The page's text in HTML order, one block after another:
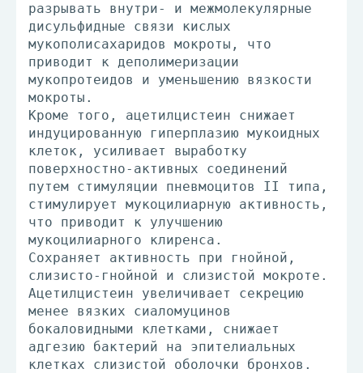
разрывать внутри- и межмолекулярные
дисульфидные связи кислых
мукополисахаридов мокроты, что
приводит к деполимеризации
мукопротеидов и уменьшению вязкости
мокроты.
Кроме того, ацетилцистеин снижает
индуцированную гиперплазию мукоидных
клеток, усиливает выработку
поверхностно-активных соединений
путем стимуляции пневмоцитов II типа,
стимулирует мукоцилиарную активность,
что приводит к улучшению
мукоцилиарного клиренса.
Сохраняет активность при гнойной,
слизисто-гнойной и слизистой мокроте.
Ацетилцистеин увеличивает секрецию
менее вязких сиаломуцинов
бокаловидными клетками, снижает
адгезию бактерий на эпителиальных
клетках слизистой оболочки бронхов.